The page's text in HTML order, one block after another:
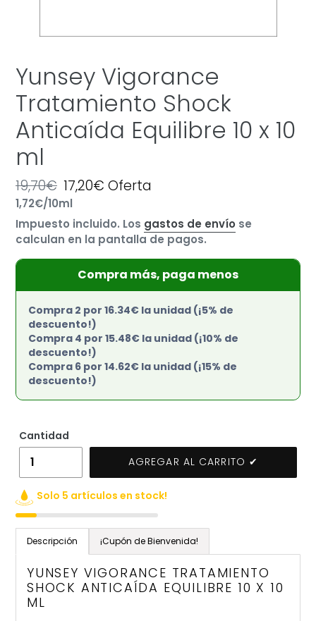
Yunsey Vigorance
Tratamiento Shock
Anticaída Equilibre 10 x 10
ml
Precio
habitual
19,70€ Precio
de
oferta
17,20€Oferta
Precio
unitario
1,72€/por
10ml
Impuesto incluido. Los gastos de envío se
calculan en la pantalla de pagos.
Compra más, paga menos
Compra 2 por 16.34€ la unidad (¡5% de
descuento!)
Compra 4 por 15.48€ la unidad (¡10% de
descuento!)
Compra 6 por 14.62€ la unidad (¡15% de
descuento!)
Cantidad
AGREGAR AL CARRITO ✔
Solo 5 artículos en stock!
carrito
Descripción ¡Cupón de Bienvenida!
YUNSEY VIGORANCE TRATAMIENTO
SHOCK ANTICAÍDA EQUILIBRE 10 X 10
ML